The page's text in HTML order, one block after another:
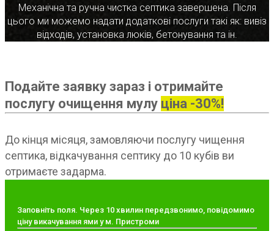
Механічна та ручна чистка септика завершена. Після
цього ми можемо надати додаткові послуги такі як: вивіз
відходів, установка люків, бетонування та ін.
Подайте заявку зараз і отримайте
послугу очищення мулу ціна -30%!
До кінця місяця, замовляючи послугу чищення
септика, відкачування септику до 10 кубів ви
отримаєте задарма.
Заповніть поля. Через 10 хвилин передзвонимо, повідомимо
ціну викачування ями у м. Пристроми